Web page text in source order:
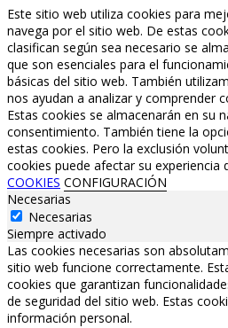
Este sitio web utiliza cookies para
navega por el sitio web. De estas
clasifican según sea necesario se
que son esenciales para el
básicas del sitio web. También
nos ayudan a analizar y comprender
Estas cookies se almacenarán en su
consentimiento. También tiene la
estas cookies. Pero la exclusión
cookies puede afectar su experiencia
COOKIES CONFIGURACIÓN
Necesarias
Necesarias
Siempre activado
Las cookies necesarias son
sitio web funcione correctamente.
cookies que garantizan
de seguridad del sitio web. Estas
información personal.